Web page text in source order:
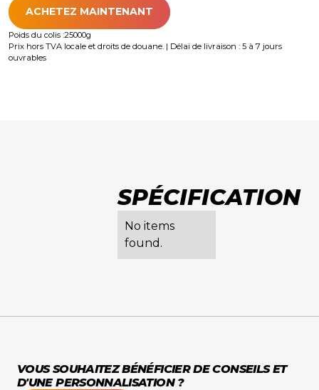
ACHETEZ MAINTENANT
Poids du colis :25000g
Prix hors TVA locale et droits de douane. | Délai de livraison : 5 à 7 jours
ouvrables
SPÉCIFICATION
No items
found.
VOUS SOUHAITEZ BÉNÉFICIER DE CONSEILS ET
D'UNE PERSONNALISATION ?